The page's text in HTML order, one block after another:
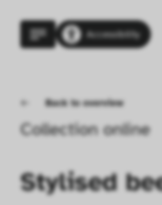
Accessibility
Back to overview
Collection online
Stylised